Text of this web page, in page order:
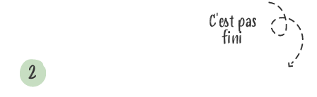
C'est pas
fini